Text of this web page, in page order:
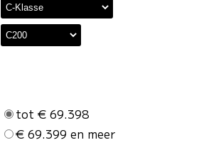
tot € 69.398
€ 69.399 en meer